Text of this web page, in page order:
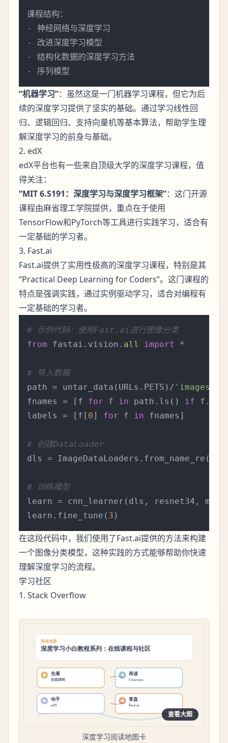
-
-
-
-
“机器学习”：虽然这是一门机器学习课程，但它为后
续的深度学习提供了坚实的基础。通过学习线性回
归、逻辑回归、支持向量机等基本算法，帮助学生理
解深度学习的前身与基础。
2. edX
edX平台也有一些来自顶级大学的深度学习课程，值
得关注：
“MIT 6.S191：深度学习与深度学习框架”：这门开源
课程由麻省理工学院提供，重点在于使用
TensorFlow和PyTorch等工具进行实践学习，适合有
一定基础的学习者。
3. Fast.ai
Fast.ai提供了实用性极高的深度学习课程，特别是其
“Practical Deep Learning for Coders”。这门课程的
特点是强调实践，通过实例驱动学习，适合对编程有
一定基础的学习者。
# 示例代码：使用Fast.ai进行图像分类
from fastai.vision. all import *
# 导入数据
path = untar_data(URLs.PETS)/ 'images'
fnames = [f for f in path.ls() if
labels = [f[ 0] for f in fnames]
# 创建DataLoader
dls =
# 训练模型
learn = cnn_learner(dls, resnet34,
learn.fine_tune( 3
在这段代码中，我们使用了Fast.ai提供的方法来构建
一个图像分类模型，这种实践的方式能够帮助你快速
理解深度学习的流程。
学习社区
1. Stack Overflow
查看大图
深度学习阅读地图卡